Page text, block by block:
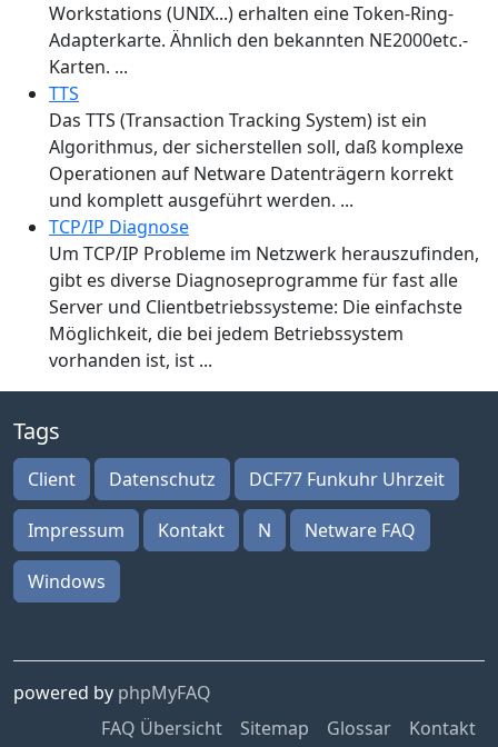
Workstations (UNIX...) erhalten eine Token-Ring-
Adapterkarte. Ähnlich den bekannten NE2000etc.-
Karten. ...
TTS
Das TTS (Transaction Tracking System) ist ein
Algorithmus, der sicherstellen soll, daß komplexe
Operationen auf Netware Datenträgern korrekt
und komplett ausgeführt werden. ...
TCP/IP Diagnose
Um TCP/IP Probleme im Netzwerk herauszufinden,
gibt es diverse Diagnoseprogramme für fast alle
Server und Clientbetriebssysteme: Die einfachste
Möglichkeit, die bei jedem Betriebssystem
vorhanden ist, ist ...
Tags
Client Datenschutz DCF77 Funkuhr Uhrzeit
Impressum Kontakt N Netware FAQ
Windows
powered by phpMyFAQ
FAQ Übersicht
Sitemap Glossar Kontakt